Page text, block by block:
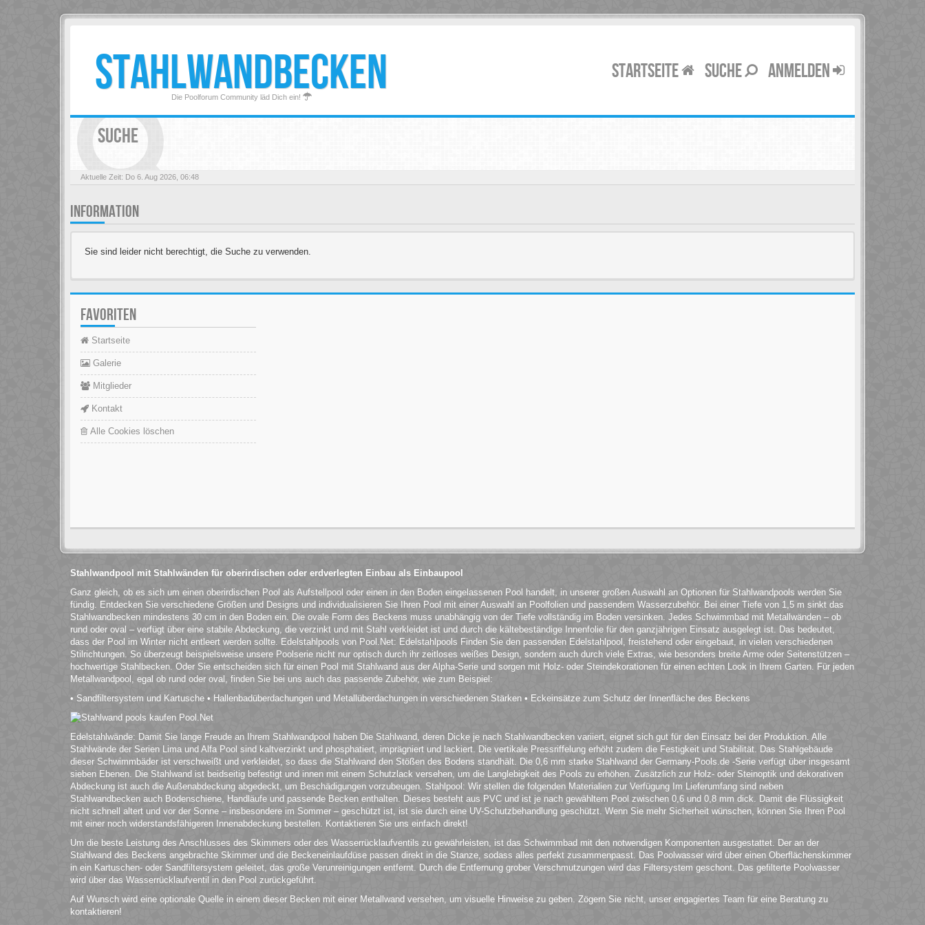
STAHLWANDBECKEN
Die Poolforum Community läd Dich ein!
STARTSEITE SUCHE ANMELDEN
SUCHE
Aktuelle Zeit: Do 6. Aug 2026, 06:48
INFORMATION
Sie sind leider nicht berechtigt, die Suche zu verwenden.
FAVORITEN
Startseite
Galerie
Mitglieder
Kontakt
Alle Cookies löschen
Stahlwandpool mit Stahlwänden für oberirdischen oder erdverlegten Einbau als Einbaupool
Ganz gleich, ob es sich um einen oberirdischen Pool als Aufstellpool oder einen in den Boden eingelassenen Pool handelt, in unserer großen Auswahl an Optionen für Stahlwandpools werden Sie
fündig. Entdecken Sie verschiedene Größen und Designs und individualisieren Sie Ihren Pool mit einer Auswahl an Poolfolien und passendem Wasserzubehör. Bei einer Tiefe von 1,5 m sinkt das
Stahlwandbecken mindestens 30 cm in den Boden ein. Die ovale Form des Beckens muss unabhängig von der Tiefe vollständig im Boden versinken. Jedes Schwimmbad mit Metallwänden – ob
rund oder oval – verfügt über eine stabile Abdeckung, die verzinkt und mit Stahl verkleidet ist und durch die kältebeständige Innenfolie für den ganzjährigen Einsatz ausgelegt ist. Das bedeutet,
dass der Pool im Winter nicht entleert werden sollte. Edelstahlpools von Pool.Net: Edelstahlpools Finden Sie den passenden Edelstahlpool, freistehend oder eingebaut, in vielen verschiedenen
Stilrichtungen. So überzeugt beispielsweise unsere Poolserie nicht nur optisch durch ihr zeitloses weißes Design, sondern auch durch viele Extras, wie besonders breite Arme oder Seitenstützen –
hochwertige Stahlbecken. Oder Sie entscheiden sich für einen Pool mit Stahlwand aus der Alpha-Serie und sorgen mit Holz- oder Steindekorationen für einen echten Look in Ihrem Garten. Für jeden
Metallwandpool, egal ob rund oder oval, finden Sie bei uns auch das passende Zubehör, wie zum Beispiel:
• Sandfiltersystem und Kartusche • Hallenbadüberdachungen und Metallüberdachungen in verschiedenen Stärken • Eckeinsätze zum Schutz der Innenfläche des Beckens
Edelstahlwände: Damit Sie lange Freude an Ihrem Stahlwandpool haben Die Stahlwand, deren Dicke je nach Stahlwandbecken variiert, eignet sich gut für den Einsatz bei der Produktion. Alle
Stahlwände der Serien Lima und Alfa Pool sind kaltverzinkt und phosphatiert, imprägniert und lackiert. Die vertikale Pressriffelung erhöht zudem die Festigkeit und Stabilität. Das Stahlgebäude
dieser Schwimmbäder ist verschweißt und verkleidet, so dass die Stahlwand den Stößen des Bodens standhält. Die 0,6 mm starke Stahlwand der Germany-Pools.de -Serie verfügt über insgesamt
sieben Ebenen. Die Stahlwand ist beidseitig befestigt und innen mit einem Schutzlack versehen, um die Langlebigkeit des Pools zu erhöhen. Zusätzlich zur Holz- oder Steinoptik und dekorativen
Abdeckung ist auch die Außenabdeckung abgedeckt, um Beschädigungen vorzubeugen. Stahlpool: Wir stellen die folgenden Materialien zur Verfügung Im Lieferumfang sind neben
Stahlwandbecken auch Bodenschiene, Handläufe und passende Becken enthalten. Dieses besteht aus PVC und ist je nach gewähltem Pool zwischen 0,6 und 0,8 mm dick. Damit die Flüssigkeit
nicht schnell altert und vor der Sonne – insbesondere im Sommer – geschützt ist, ist sie durch eine UV-Schutzbehandlung geschützt. Wenn Sie mehr Sicherheit wünschen, können Sie Ihren Pool
mit einer noch widerstandsfähigeren Innenabdeckung bestellen. Kontaktieren Sie uns einfach direkt!
Um die beste Leistung des Anschlusses des Skimmers oder des Wasserrücklaufventils zu gewährleisten, ist das Schwimmbad mit den notwendigen Komponenten ausgestattet. Der an der
Stahlwand des Beckens angebrachte Skimmer und die Beckeneinlaufdüse passen direkt in die Stanze, sodass alles perfekt zusammenpasst. Das Poolwasser wird über einen Oberflächenskimmer
in ein Kartuschen- oder Sandfiltersystem geleitet, das große Verunreinigungen entfernt. Durch die Entfernung grober Verschmutzungen wird das Filtersystem geschont. Das gefilterte Poolwasser
wird über das Wasserrücklaufventil in den Pool zurückgeführt.
Auf Wunsch wird eine optionale Quelle in einem dieser Becken mit einer Metallwand versehen, um visuelle Hinweise zu geben. Zögern Sie nicht, unser engagiertes Team für eine Beratung zu
kontaktieren!